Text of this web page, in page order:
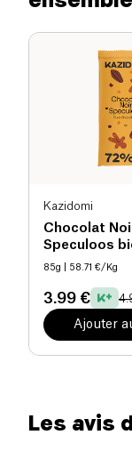
Kazidomi
Chocolat
Speculoos
85g | 58.71 €/Kg
3.99 €
Ajouter
Protéines (g)
Les avis